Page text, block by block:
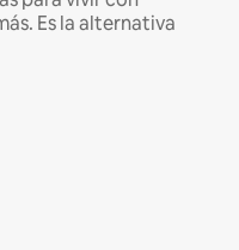
Es la alternativa